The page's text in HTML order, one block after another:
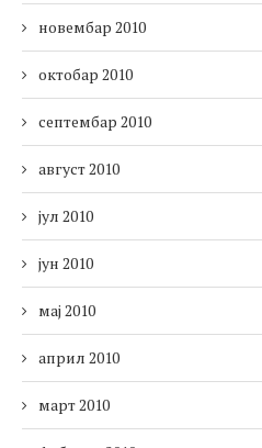
новембар 2010
октобар 2010
септембар 2010
август 2010
јул 2010
јун 2010
мај 2010
април 2010
март 2010